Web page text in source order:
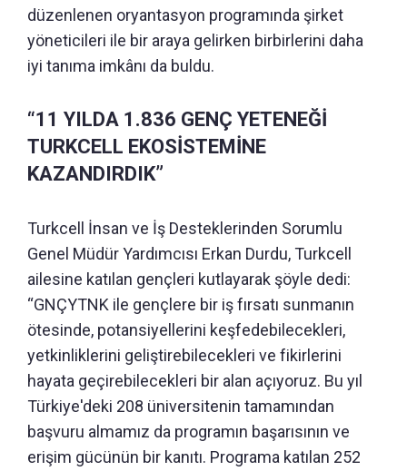
düzenlenen oryantasyon programında şirket
yöneticileri ile bir araya gelirken birbirlerini daha
iyi tanıma imkânı da buldu.
“11 YILDA 1.836 GENÇ YETENEĞİ
TURKCELL EKOSİSTEMİNE
KAZANDIRDIK”
Turkcell İnsan ve İş Desteklerinden Sorumlu
Genel Müdür Yardımcısı Erkan Durdu, Turkcell
ailesine katılan gençleri kutlayarak şöyle dedi:
“GNÇYTNK ile gençlere bir iş fırsatı sunmanın
ötesinde, potansiyellerini keşfedebilecekleri,
yetkinliklerini geliştirebilecekleri ve fikirlerini
hayata geçirebilecekleri bir alan açıyoruz. Bu yıl
Türkiye'deki 208 üniversitenin tamamından
başvuru almamız da programın başarısının ve
erişim gücünün bir kanıtı. Programa katılan 252